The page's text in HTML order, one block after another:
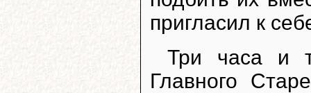
пригласил к
Три часа и
Главного